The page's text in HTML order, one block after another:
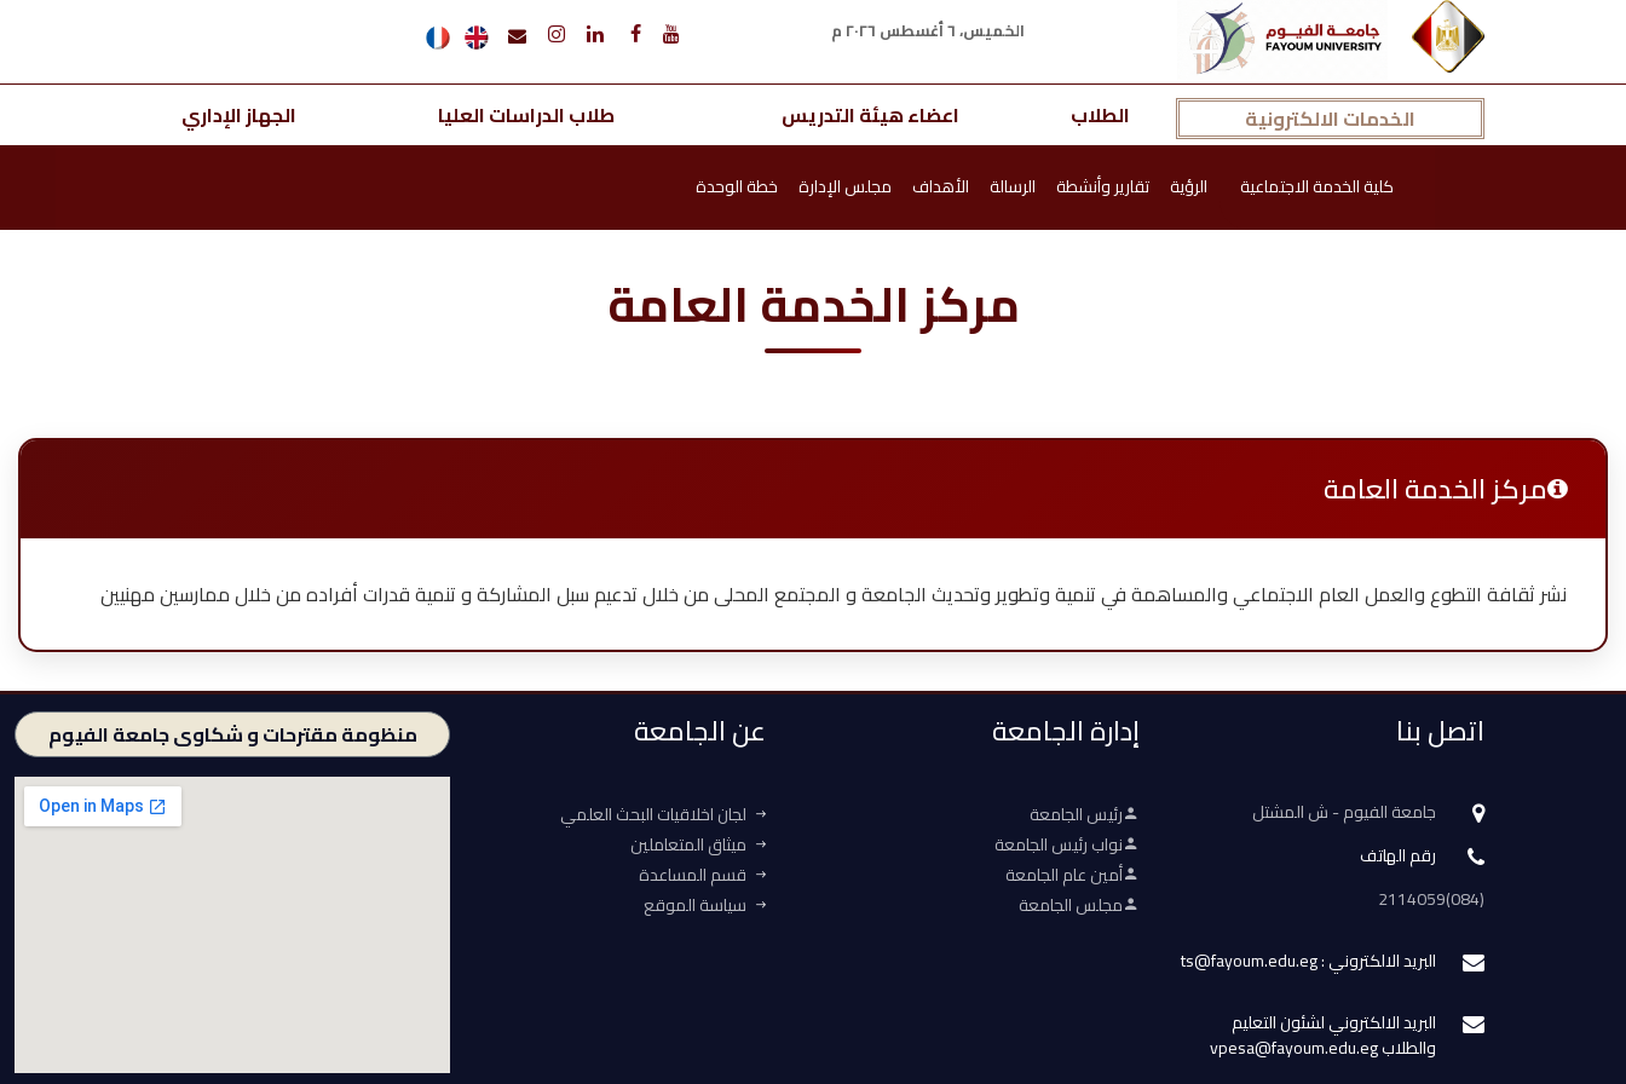
الخميس، ٦ أغسطس ٢٠٢٦ م
الخدمات الالكترونية الطلاب اعضاء هيئة التدريس طلاب الدراسات العليا الجهاز الإداري
كلية الخدمة الاجتماعية الرؤية تقارير وأنشطة الرسالة الأهداف مجلس الإدارة خطة الوحدة
مركز الخدمة العامة
مركز الخدمة العامة
نشر ثقافة التطوع والعمل العام الاجتماعي والمساهمة في تنمية وتطوير وتحديث الجامعة و المجتمع المحلى من خلال تدعيم سبل المشاركة و تنمية قدرات أفراده من خلال ممارسين مهنيين
اتصل بنا
جامعة الفيوم - ش المشتل
رقم الهاتف
(084)2114059
البريد الالكتروني : ts@fayoum.edu.eg
البريد الالكتروني لشئون التعليم
والطلاب vpesa@fayoum.edu.eg
إدارة الجامعة
رئيس الجامعة
نواب رئيس الجامعة
أمين عام الجامعة
مجلس الجامعة
عن الجامعة
لجان اخلاقيات البحث العلمي
ميثاق المتعاملين
قسم المساعدة
سياسة الموقع
منظومة مقترحات و شكاوى جامعة الفيوم